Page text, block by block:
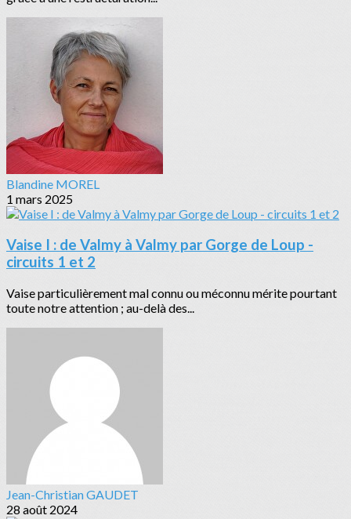
Blandine MOREL
1 mars 2025
Vaise I : de Valmy à Valmy par Gorge de Loup -
circuits 1 et 2
Vaise particulièrement mal connu ou méconnu mérite pourtant
toute notre attention ; au-delà des...
Jean-Christian GAUDET
28 août 2024